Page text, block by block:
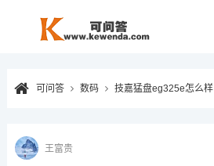
可问答 数码 技嘉猛盘eg325e怎么样
王富贵